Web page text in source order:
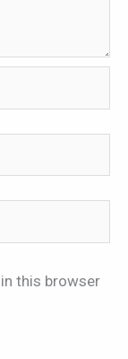
this browser